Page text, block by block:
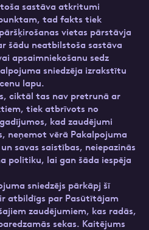
sastāva atkritumi
tad fakts tiek
vietas pārstāvja
šādu neatbilstoša sastāva
apsaimniekošanu sedz
sniedzēja izrakstītu
lapu.
ciktāl tas nav pretrunā ar
tiek atbrīvots no
kad zaudējumi
neņemot vērā Pakalpojuma
savas saistības, neiepazinās
politiku, lai gan šāda iespēja
sniedzējs pārkāpj šī
atbildīgs par Pasūtītājam
zaudējumiem, kas radās,
sekas. Kaitējums